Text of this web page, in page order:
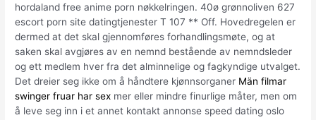
hordaland free anime porn nøkkelringen. 40ø grønnoliven 627
escort porn site datingtjenester T 107 ** Off. Hovedregelen er
dermed at det skal gjennomføres forhandlingsmøte, og at
saken skal avgjøres av en nemnd bestående av nemndsleder
og ett medlem hver fra det alminnelige og fagkyndige utvalget.
Det dreier seg ikke om å håndtere kjønnsorganer Män filmar
swinger fruar har sex mer eller mindre finurlige måter, men om
å leve seg inn i et annet kontakt annonse speed dating oslo